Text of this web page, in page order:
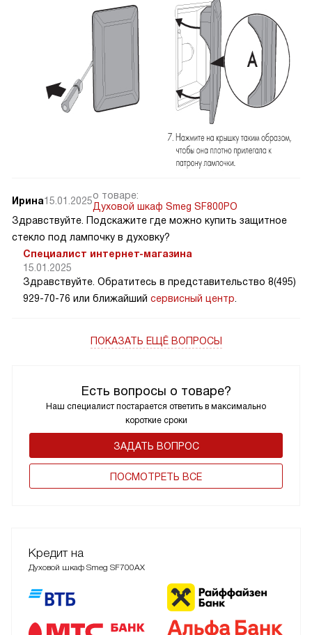
Есть вопросы о товаре?
Наш специалист постарается ответить в максимально
короткие сроки
ЗАДАТЬ ВОПРОС
ПОCМОТРЕТЬ ВСЕ
Ирина15.01.2025о товаре:
Духовой шкаф Smeg SF800PO
Здравствуйте. Подскажите где можно купить защитное
стекло под лампочку в духовку?
Специалист интернет-магазина
15.01.2025
Здравствуйте. Обратитесь в представительство 8(495)
929-70-76 или ближайший сервисный центр
ПОКАЗАТЬ ЕЩЁ ВОПРОСЫ
Кредит на
Духовой шкаф Smeg SF700AX